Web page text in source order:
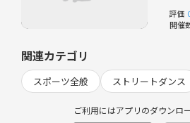
評価
開催
関連カテゴリ
スポーツ全般 ストリートダンス
ご利用にはアプリのダウンロ